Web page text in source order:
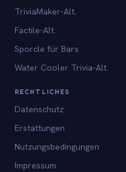
TriviaMaker-Alt.
Factile-Alt.
Sporcle für Bars
Water Cooler Trivia-Alt.
RECHTLICHES
Datenschutz
Erstattungen
Nutzungsbedingungen
Impressum